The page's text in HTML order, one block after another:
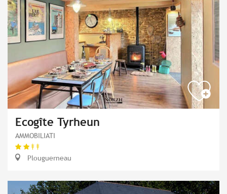
Ecogîte Tyrheun
AMMOBILIATI
Plouguerneau